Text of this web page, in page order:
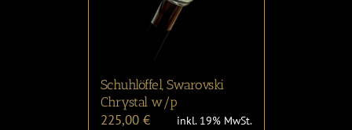
Schuhlöffel, Swarovski
Chrystal w/p
225,00 €
inkl. 19% MwSt.